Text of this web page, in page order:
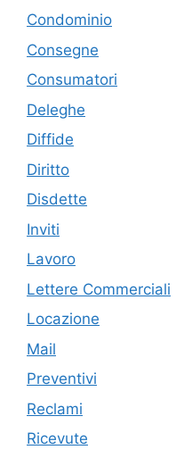
Condominio
Consegne
Consumatori
Deleghe
Diffide
Diritto
Disdette
Inviti
Lavoro
Lettere Commerciali
Locazione
Mail
Preventivi
Reclami
Ricevute